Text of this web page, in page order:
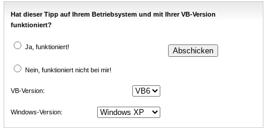
Hat dieser Tipp auf Ihrem Betriebsystem und mit Ihrer VB-Version
funktioniert?
Ja, funktioniert!
Nein, funktioniert nicht bei mir!
VB-Version:
Windows-Version: